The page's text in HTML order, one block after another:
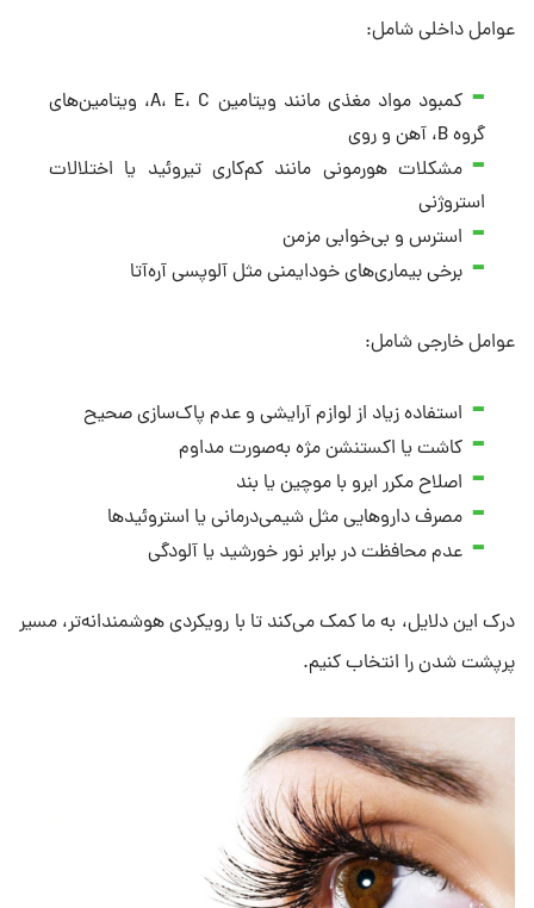
عوامل داخلی شامل:
کمبود مواد مغذی مانند ویتامین A، E، C، ویتامین‌های
گروه B، آهن و روی
مشکلات هورمونی مانند کم‌کاری تیروئید یا اختلالات
استروژنی
استرس و بی‌خوابی مزمن
برخی بیماری‌های خودایمنی مثل آلوپسی آره‌آتا
عوامل خارجی شامل:
استفاده زیاد از لوازم آرایشی و عدم پاک‌سازی صحیح
کاشت یا اکستنشن مژه به‌صورت مداوم
اصلاح مکرر ابرو با موچین یا بند
مصرف داروهایی مثل شیمی‌درمانی یا استروئیدها
عدم محافظت در برابر نور خورشید یا آلودگی
درک این دلایل، به ما کمک می‌کند تا با رویکردی هوشمندانه‌تر، مسیر
پرپشت شدن را انتخاب کنیم.